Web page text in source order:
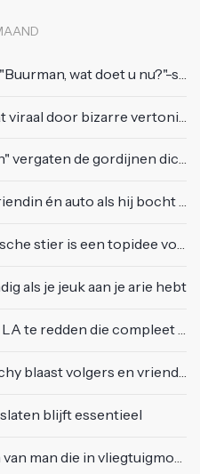
u nu?"-scène uit Flodder met Tatjana Šimić
op live televisie: "Helemaal stijf van de bloem"
de gordijnen dicht te doen
auto als hij bocht te scherp neemt
een topidee voor een eerste date
als je jeuk aan je arie hebt
die compleet van het padje is
volgers en vriend letterlijk omver
blijft essentieel
springt op vliegveld Milaan